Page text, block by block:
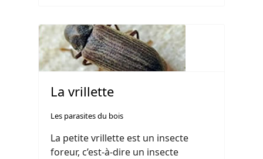
La vrillette
Les parasites du bois
La petite vrillette est un insecte
foreur, c’est-à-dire un insecte